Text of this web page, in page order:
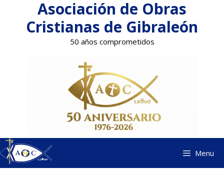
contenido
Asociación de Obras
Cristianas de Gibraleón
50 años comprometidos
Menu